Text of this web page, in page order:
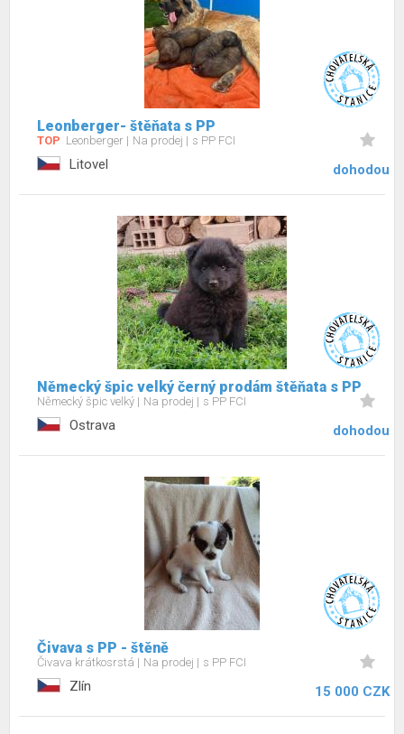
Leonberger- štěňata s PP
TOP Leonberger Na prodej s PP FCI
Litovel dohodou
Německý špic velký černý prodám štěňata s PP
Německý špic velký Na prodej s PP FCI
Ostrava dohodou
Čivava s PP - štěně
Čivava krátkosrstá Na prodej s PP FCI
Zlín 15 000 CZK